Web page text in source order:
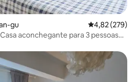
gu 4,82 de uma
4,82 (279)
aconchegante para 3 pessoas